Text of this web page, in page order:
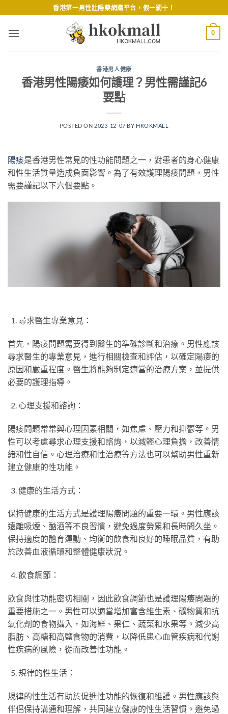
to
content
香港第一男性壯陽藥網購平台，假一罰十！
0
香港男人健康
香港男性陽痿如何護理？男性需謹記6
要點
POSTED ON 2023-12-07 BY HKOKMALL
陽痿是香港男性常見的性功能問題之一，對患者的身心健康
和性生活質量造成負面影響。為了有效護理陽痿問題，男性
需要謹記以下六個要點。
尋求醫生專業意見：
首先，陽痿問題需要得到醫生的準確診斷和治療。男性應該
尋求醫生的專業意見，進行相關檢查和評估，以確定陽痿的
原因和嚴重程度。醫生將能夠制定適當的治療方案，並提供
必要的護理指導。
心理支援和諮詢：
陽痿問題常常與心理因素相關，如焦慮、壓力和抑鬱等。男
性可以考慮尋求心理支援和諮詢，以減輕心理負擔，改善情
緒和性自信。心理治療和性治療等方法也可以幫助男性重新
建立健康的性功能。
健康的生活方式：
保持健康的生活方式是護理陽痿問題的重要一環。男性應該
遠離吸煙、酗酒等不良習慣，避免過度勞累和長時間久坐。
保持適度的體育運動、均衡的飲食和良好的睡眠品質，有助
於改善血液循環和整體健康狀況。
飲食調節：
飲食與性功能密切相關，因此飲食調節也是護理陽痿問題的
重要措施之一。男性可以適當增加富含維生素、礦物質和抗
氧化劑的食物攝入，如海鮮、果仁、蔬菜和水果等。減少高
脂肪、高糖和高鹽食物的消費，以降低患心血管疾病和代謝
性疾病的風險，從而改善性功能。
規律的性生活：
規律的性生活有助於促進性功能的恢復和維護。男性應該與
伴侶保持溝通和理解，共同建立健康的性生活習慣。避免過